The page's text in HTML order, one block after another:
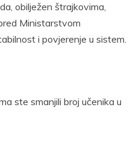
obilježen štrajkovima,
Ministarstvom
i povjerenje u sistem.
ste smanjili broj učenika u